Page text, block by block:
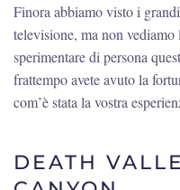
Finora abbiamo visto i
televisione, ma non vediamo
sperimentare di persona
frattempo avete avuto la
com’è stata la vostra
DEATH